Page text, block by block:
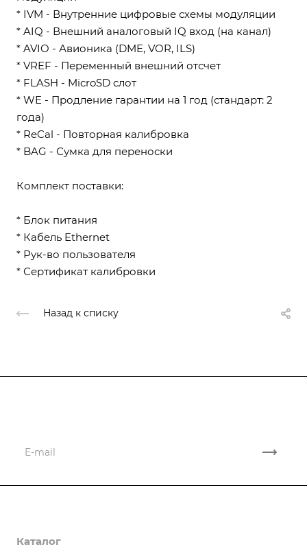
* IVM - Внутренние цифровые схемы модуляции
* AIQ - Внешний аналоговый IQ вход (на канал)
* AVIO - Авионика (DME, VOR, ILS)
* VREF - Переменный внешний отсчет
* FLASH - MicroSD слот
* WE - Продление гарантии на 1 год (стандарт: 2
года)
* ReCal - Повторная калибровка
* BAG - Сумка для переноски
Комплект поставки:
* Блок питания
* Кабель Ethernet
* Рук-во пользователя
* Сертификат калибровки
Назад к списку
О компании
Каталог